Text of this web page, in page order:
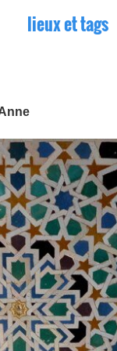
lieux et tags